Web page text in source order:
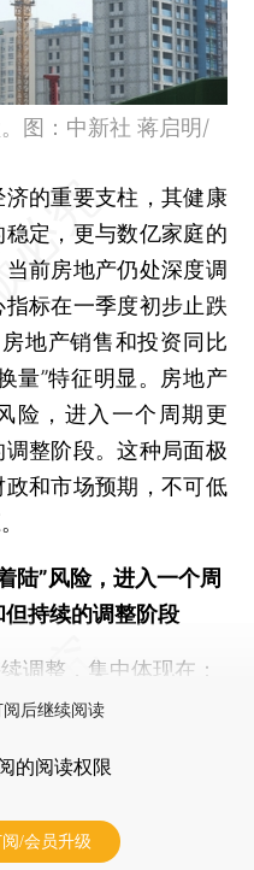
图：中新社 蒋启明/
的重要支柱，其健康
定，更与数亿家庭的
前房地产仍处深度调
标在一季度初步止跌
地产销售和投资同比
量”特征明显。房地产
险，进入一个周期更
整阶段。这种局面极
和市场预期，不可低
陆”风险，进入一个周
持续的调整阶段
整，集中体现在：
阅后继续阅读
的阅读权限
/会员升级